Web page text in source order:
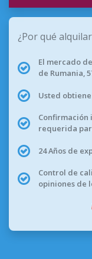
¿Por qué
El mercado
de Rumania,
Usted
requerida
24 Años de
Control de
opiniones de